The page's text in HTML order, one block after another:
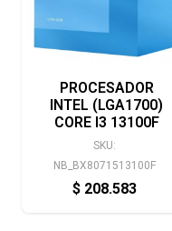
PROCESADOR
INTEL (LGA1700)
CORE I3 13100F
SKU:
NB_BX8071513100F
$ 208.583